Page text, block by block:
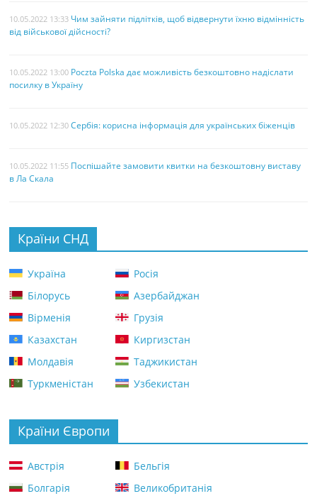
10.05.2022 13:33 Чим зайняти підлітків, щоб відвернути їхню відмінність
від військової дійсності?
10.05.2022 13:00 Poczta Polska дає можливість безкоштовно надіслати
посилку в Україну
10.05.2022 12:30 Сербія: корисна інформація для українських біженців
10.05.2022 11:55 Поспішайте замовити квитки на безкоштовну виставу
в Ла Скала
Країни СНД
Україна
Росія
Білорусь
Азербайджан
Вірменія
Грузія
Казахстан
Киргизстан
Молдавія
Таджикистан
Туркменістан
Узбекистан
Країни Європи
Австрія
Бельгія
Болгарія
Великобританія